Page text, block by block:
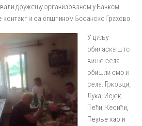
дружењу организованом у Бачком
контакт и са општином Босанско Грахово.
У циљу
обиласка што
више села
обишли смо и
села: Грковци,
Лука, Исјек,
Пећи, Кесићи,
Пеуље као и